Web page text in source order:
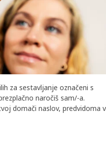
za sestavljanje označeni s
naročiš sam/-a.
domači naslov, predvidoma v